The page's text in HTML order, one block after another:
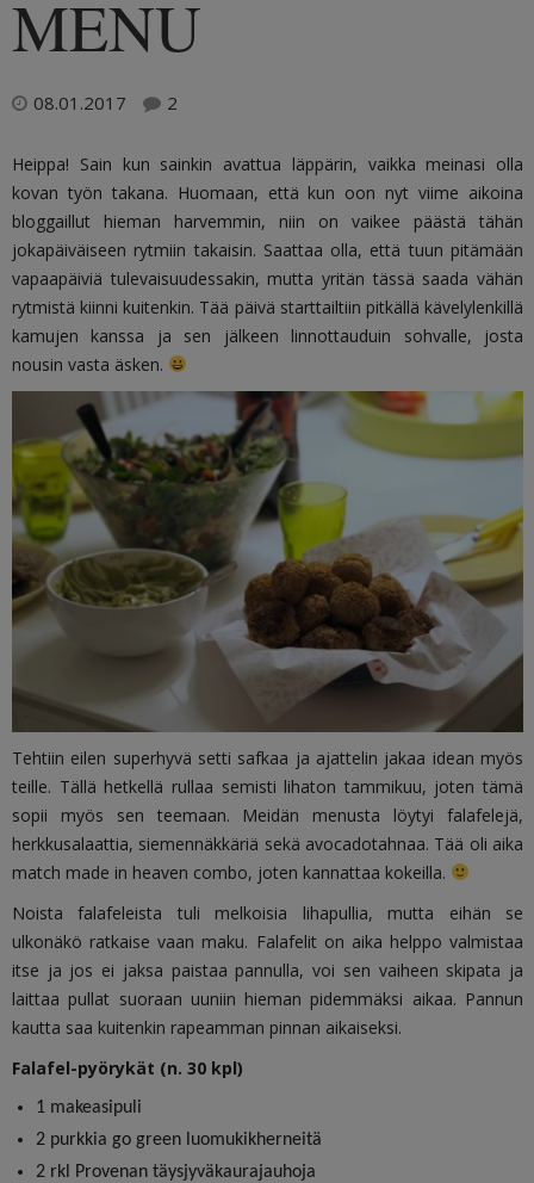
MENU
08.01.2017 2
Heippa! Sain kun sainkin avattua läppärin, vaikka meinasi olla
kovan työn takana. Huomaan, että kun oon nyt viime aikoina
bloggaillut hieman harvemmin, niin on vaikee päästä tähän
jokapäiväiseen rytmiin takaisin. Saattaa olla, että tuun pitämään
vapaapäiviä tulevaisuudessakin, mutta yritän tässä saada vähän
rytmistä kiinni kuitenkin. Tää päivä starttailtiin pitkällä kävelylenkillä
kamujen kanssa ja sen jälkeen linnottauduin sohvalle, josta
nousin vasta äsken.
Tehtiin eilen superhyvä setti safkaa ja ajattelin jakaa idean myös
teille. Tällä hetkellä rullaa semisti lihaton tammikuu, joten tämä
sopii myös sen teemaan. Meidän menusta löytyi falafelejä,
herkkusalaattia, siemennäkkäriä sekä avocadotahnaa. Tää oli aika
match made in heaven combo, joten kannattaa kokeilla.
Noista falafeleista tuli melkoisia lihapullia, mutta eihän se
ulkonäkö ratkaise vaan maku. Falafelit on aika helppo valmistaa
itse ja jos ei jaksa paistaa pannulla, voi sen vaiheen skipata ja
laittaa pullat suoraan uuniin hieman pidemmäksi aikaa. Pannun
kautta saa kuitenkin rapeamman pinnan aikaiseksi.
Falafel-pyörykät (n. 30 kpl)
1 makeasipuli
2 purkkia go green luomukikherneitä
2 rkl Provenan täysjyväkaurajauhoja